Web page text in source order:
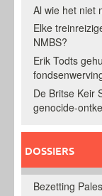
Al wie het niet
Elke
NMBS?
Erik Todts
De Britse Keir
genocide-
DOSSIERS
Bezetting